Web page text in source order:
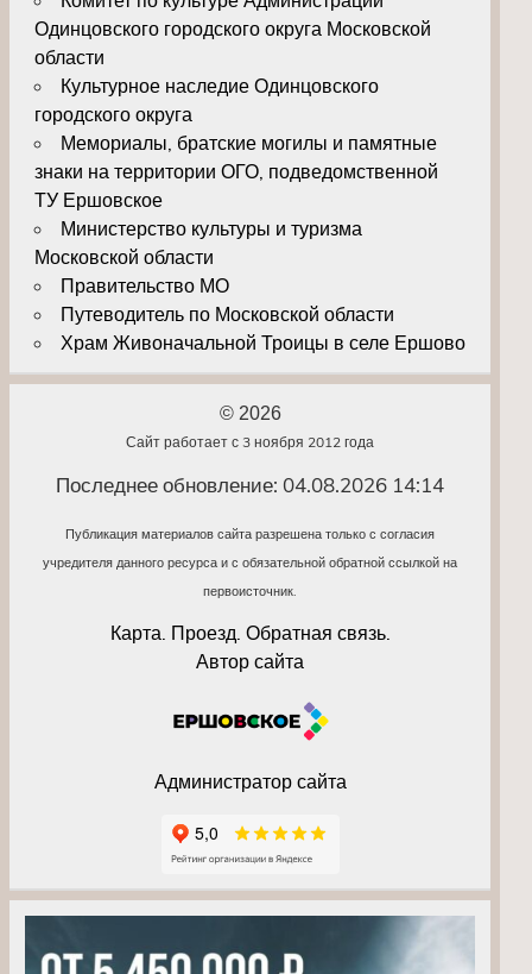
Одинцовского городского округа Московской
области
Культурное наследие Одинцовского
городского округа
Мемориалы, братские могилы и памятные
знаки на территории ОГО, подведомственной
ТУ Ершовское
Министерство культуры и туризма
Московской области
Правительство МО
Путеводитель по Московской области
Храм Живоначальной Троицы в селе Ершово
© 2026
Сайт работает с 3 ноября 2012 года
Последнее обновление: 04.08.2026 14:14
Публикация материалов сайта разрешена только с согласия
учредителя данного ресурса и с обязательной обратной ссылкой на
первоисточник.
Карта. Проезд. Обратная связь.
Автор сайта
Администратор сайта